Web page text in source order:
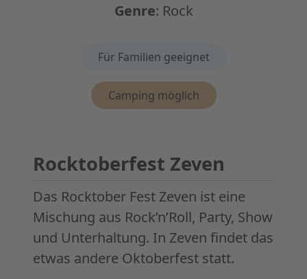
Genre: Rock
Für Familien geeignet
Camping möglich
Rocktoberfest Zeven
Das Rocktober Fest Zeven ist eine
Mischung aus Rock’n’Roll, Party, Show
und Unterhaltung. In Zeven findet das
etwas andere Oktoberfest statt.